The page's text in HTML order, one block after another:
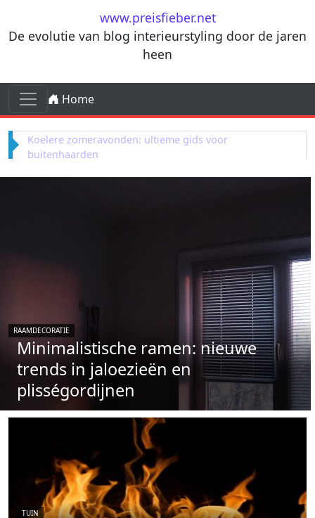
Ga naar de inhoudwww.preisfieber.net
De evolutie van blog interieurstyling door de jaren
heen
Ga naar de inhoud
Hoofdnavigatie
Home
De terugkeer van terrazzo in moderne zomerkeukens
RAAMDECORATIE
Minimalistische ramen: nieuwe
trends in jaloezieën en
plisségordijnen
TUIN